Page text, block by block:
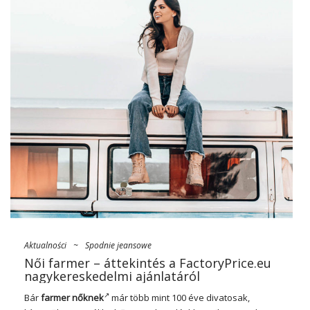
wybiegach. W cenie są już nie tylko klasyczne straight legs,
z efektem sprania czy trapezowe spódniczki
zapinane na guziki. Do łask wróci również kanadyjski smoking,
a także topy al’a braletki oraz płaszcze, podszyte
barankiem/futerkiem. Wart pamiętać także o ultra krótkich
spódnicach z jeansu (zwłaszcza modelach, wyszywanych
kryształkami i nieco kiczowatymi cekinami) oraz biodrówkach
z rozszerzaną ku dołowi nogawką. Nasza nowa kolekcja nie
obyłaby się też bez denimowych szmizjerek i dopasowanych
princesek. A co z dodatkami? Ich również nie zabraknie – do
wyboru pozostaje bucket hat z lekko poszarpanym rondem,
torebki na ramię w …
Aktualności ~ Spodnie jeansowe
Női farmer – áttekintés a FactoryPrice.eu
nagykereskedelmi ajánlatáról
Bárfarmer nőknek
már több mint 100 éve divatosak,